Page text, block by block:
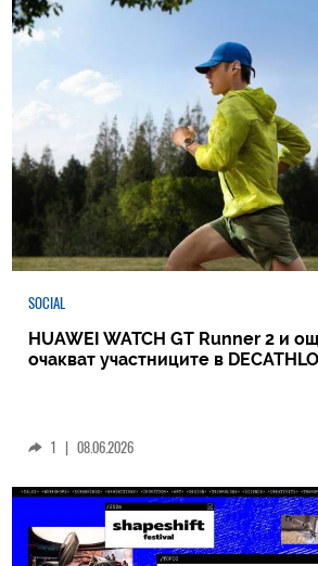
SOCIAL
HUAWEI WATCH GT Runner 2 и
очакват участниците в
1 | 08.06.2026